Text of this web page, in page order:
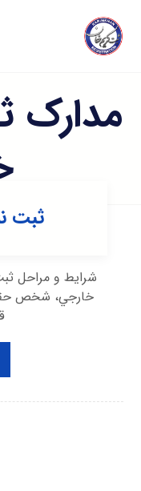
مدارک
ثبت
شرایط و مراحل
خارجي، شخص